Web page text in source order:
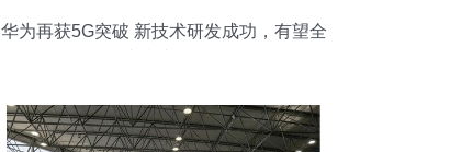
华为再获5G突破 新技术研发成功，有望全